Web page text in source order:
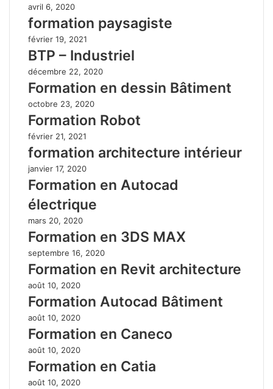
avril 6, 2020
formation paysagiste
février 19, 2021
BTP – Industriel
décembre 22, 2020
Formation en dessin Bâtiment
octobre 23, 2020
Formation Robot
février 21, 2021
formation architecture intérieur
janvier 17, 2020
Formation en Autocad
électrique
mars 20, 2020
Formation en 3DS MAX
septembre 16, 2020
Formation en Revit architecture
août 10, 2020
Formation Autocad Bâtiment
août 10, 2020
Formation en Caneco
août 10, 2020
Formation en Catia
août 10, 2020